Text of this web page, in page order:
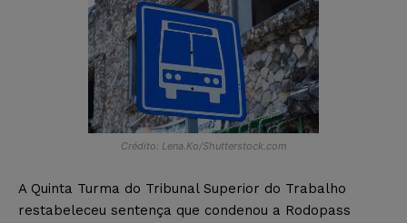
Crédito: Lena.Ko/Shutterstock.com
A Quinta Turma do Tribunal Superior do Trabalho
restabeleceu sentença que condenou a Rodopass